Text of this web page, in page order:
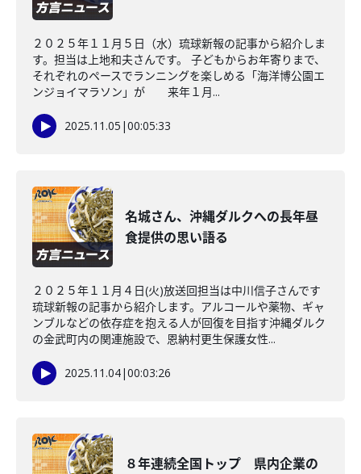
２０２５年１１月５日（水）琉球新報の記事から紹介しま
す。担当は上地和夫さんです。 子どもからお年寄りまで、
それぞれのペースでランニングを楽しめる「海洋博公園エ
ンジョイマラソン」が 来年１月...
2025.11.05 |00:05:33
名城さん、沖縄ダルクへの長年昼
食提供の思い語る
２０２５年１１月４日(火)放送回担当は中川信子さんです
琉球新報の記事から紹介します。アルコールや薬物、ギャ
ンブルなどの依存症を抱える人が回復を目指す沖縄ダルク
の金武町内の関連施設で、恩納村更生保護女性...
2025.11.04|00:03:26
８年連続全国トップ 県内企業の